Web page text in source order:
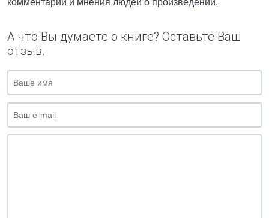
комментарии и мнения людей о произведении.
А что Вы думаете о книге? Оставьте Ваш
отзыв.